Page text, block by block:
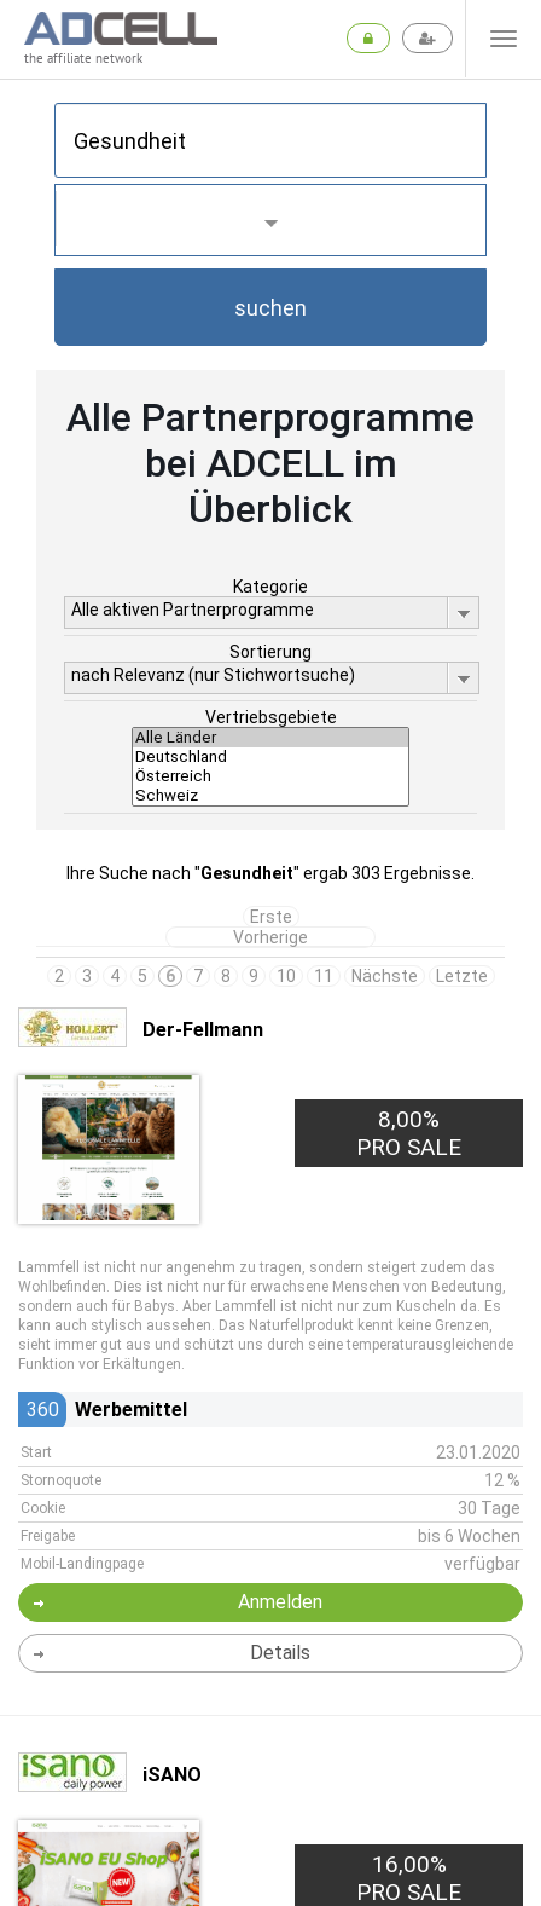
the affiliate network
suchen
Alle Partnerprogramme
bei ADCELL im
Überblick
Kategorie
Alle aktiven Partnerprogramme
Sortierung
nach Relevanz (nur Stichwortsuche)
Vertriebsgebiete
Ihre Suche nach "Gesundheit" ergab 303 Ergebnisse.
Erste
Vorherige
2
3 4 5 6 7 8 9 10 11 Nächste Letzte
Der-Fellmann
8,00%
PRO SALE
Lammfell ist nicht nur angenehm zu tragen, sondern steigert zudem das
Wohlbefinden. Dies ist nicht nur für erwachsene Menschen von Bedeutung,
sondern auch für Babys. Aber Lammfell ist nicht nur zum Kuscheln da. Es
kann auch stylisch aussehen. Das Naturfellprodukt kennt keine Grenzen,
sieht immer gut aus und schützt uns durch seine temperaturausgleichende
Funktion vor Erkältungen.
360 Werbemittel
Start 23.01.2020
Stornoquote 12 %
Cookie 30 Tage
Freigabe bis 6 Wochen
Mobil-Landingpage verfügbar
Anmelden
Details
iSANO
16,00%
PRO SALE